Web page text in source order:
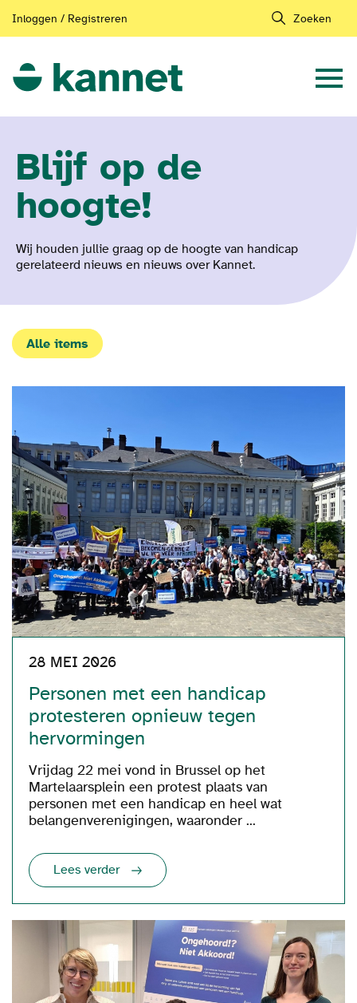
Inloggen / Registreren Zoeken
Blijf op de
hoogte!
Wij houden jullie graag op de hoogte van handicap
gerelateerd nieuws en nieuws over Kannet.
Alle items
28 MEI 2026
Personen met een handicap
protesteren opnieuw tegen
hervormingen
Vrijdag 22 mei vond in Brussel op het
Martelaarsplein een protest plaats van
personen met een handicap en heel wat
belangenverenigingen, waaronder ...
Lees verder